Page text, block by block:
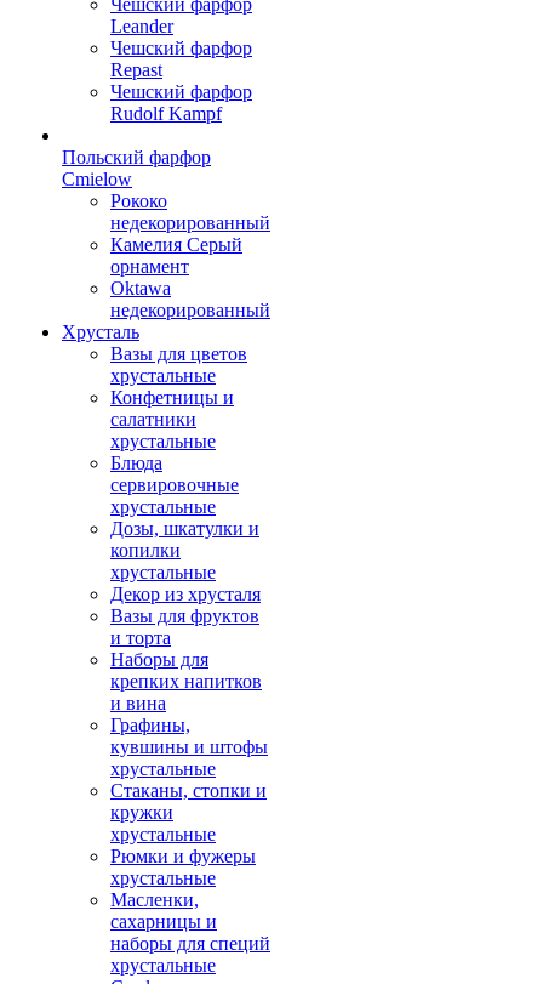
Чешский фарфор
Leander
Чешский фарфор
Repast
Чешский фарфор
Rudolf Kampf
Польский фарфор
Сmielow
Рококо
недекорированный
Камелия Серый
орнамент
Oktawa
недекорированный
Хрусталь
Вазы для цветов
хрустальные
Конфетницы и
салатники
хрустальные
Блюда
сервировочные
хрустальные
Дозы, шкатулки и
копилки
хрустальные
Декор из хрусталя
Вазы для фруктов
и торта
Наборы для
крепких напитков
и вина
Графины,
кувшины и штофы
хрустальные
Стаканы, стопки и
кружки
хрустальные
Рюмки и фужеры
хрустальные
Масленки,
сахарницы и
наборы для специй
хрустальные